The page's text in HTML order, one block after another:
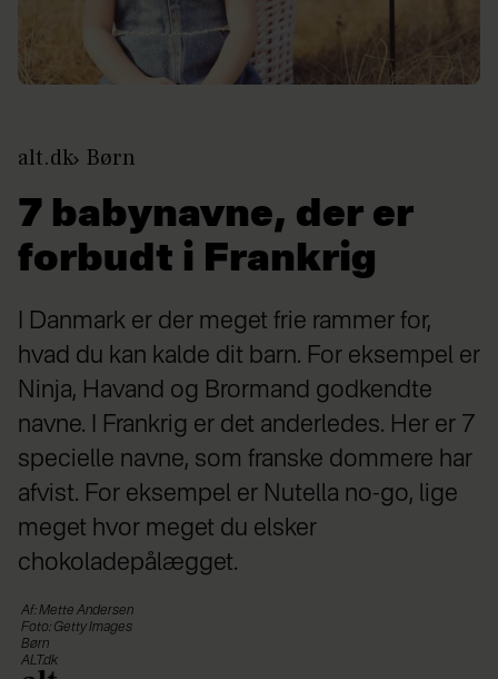
alt.dk Børn
7 babynavne, der er
forbudt i Frankrig
I Danmark er der meget frie rammer for,
hvad du kan kalde dit barn. For eksempel er
Ninja, Havand og Brormand godkendte
navne. I Frankrig er det anderledes. Her er 7
specielle navne, som franske dommere har
afvist. For eksempel er Nutella no-go, lige
meget hvor meget du elsker
chokoladepålægget.
Af: Mette Andersen
Foto: Getty Images
Børn
ALT.dk